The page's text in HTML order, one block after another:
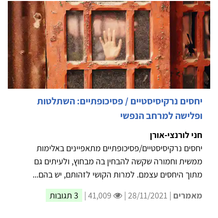
יחסים נרקיסיסטיים / פסיכופתיים: השתלטות
ופלישה למרחב הנפשי
חני לורנצי-אורן
יחסים נרקיסיסטיים/פסיכופתיים מתאפיינים באלימות
ממשית וחמורה שקשה להבחין בה מבחוץ, ולעיתים גם
מתוך היחסים עצמם. למרות הקושי לזהותם, יש בהם...
מאמרים | 28/11/2021 | 3 תגובות